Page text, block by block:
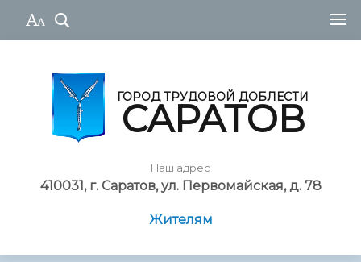
ГОРОД ТРУДОВОЙ ДОБЛЕСТИ
САРАТОВ
Наш адрес
410031, г. Саратов, ул. Первомайская, д. 78
Жителям